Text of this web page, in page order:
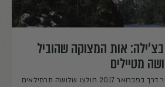
אות המצוקה שהוביל
מטיילים
הירידה שנראתה כמו קיצור דרך בפברואר 2017 חולצו שלושה תרמילאים